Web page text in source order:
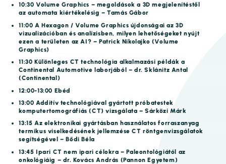
10:30 Volume Graphics – megoldások a 3D megjelenítéstől
az automata kiértékelésig – Tamás Gábor
11:00 A Hexagon / Volume Graphics újdonságai az 3D
vizualizációban és analízisben, milyen lehetőségeket nyújt
ezen a területen az AI? – Patrick Nikolajko (Volume
Graphics)
11:30 Különleges CT technológia alkalmazási példák a
Continental Automotive laborjából – dr. Sklánitz Antal
(Continental)
12:00-13:00 Ebéd
13:00 Additív technológiával gyártott próbatestek
komputertomográfiás (CT) vizsgálata – Sárközi Márk
13:15 Az elektronikai gyártásban használatos forraszanyag
termikus viselkedésének jellemzése CT röntgenvizsgálatok
segítségével – Bődi Béla
13:45 Ipari CT nem ipari célokra – Paleontológiától az
onkológiáig – dr. Kovács András (Pannon Egyetem)